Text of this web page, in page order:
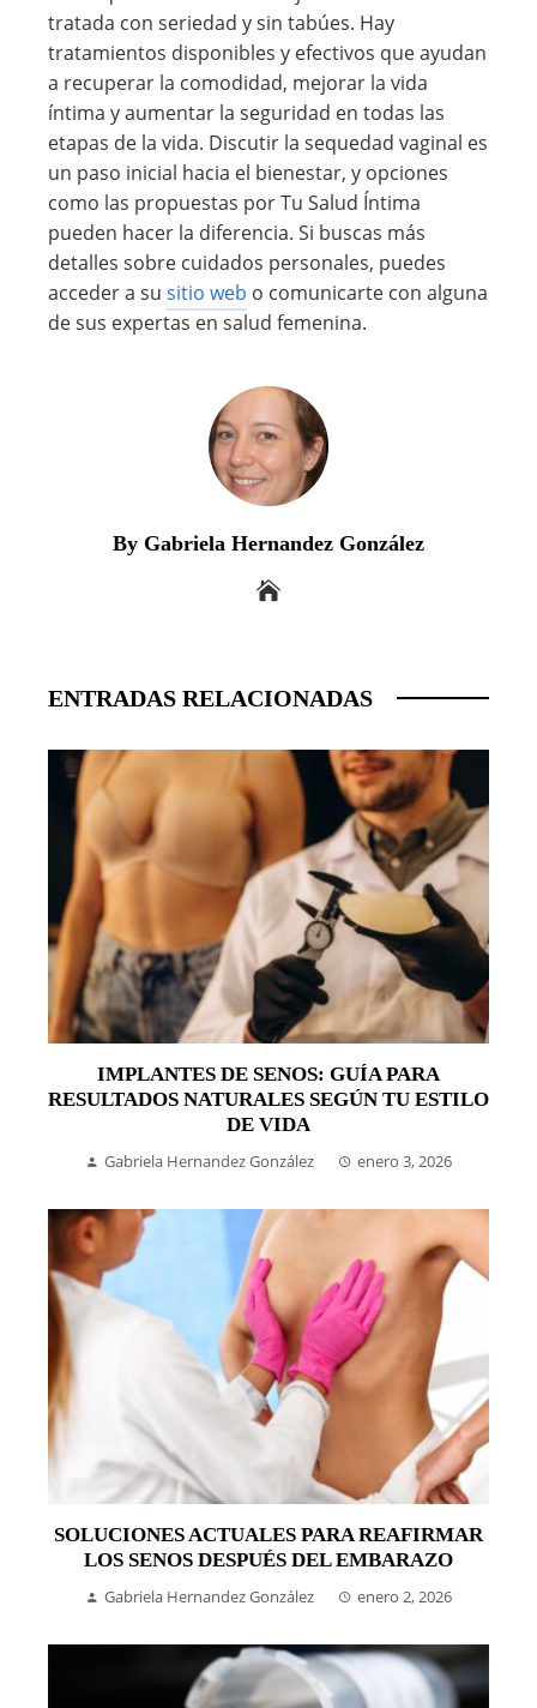
tratada con seriedad y sin tabúes. Hay
tratamientos disponibles y efectivos que ayudan
a recuperar la comodidad, mejorar la vida
íntima y aumentar la seguridad en todas las
etapas de la vida. Discutir la sequedad vaginal es
un paso inicial hacia el bienestar, y opciones
como las propuestas por Tu Salud Íntima
pueden hacer la diferencia. Si buscas más
detalles sobre cuidados personales, puedes
acceder a su sitio web o comunicarte con alguna
de sus expertas en salud femenina.
By Gabriela Hernandez González
ENTRADAS RELACIONADAS
IMPLANTES DE SENOS: GUÍA PARA
RESULTADOS NATURALES SEGÚN TU ESTILO
DE VIDA
Gabriela Hernandez González enero 3, 2026
SOLUCIONES ACTUALES PARA REAFIRMAR
LOS SENOS DESPUÉS DEL EMBARAZO
Gabriela Hernandez González enero 2, 2026